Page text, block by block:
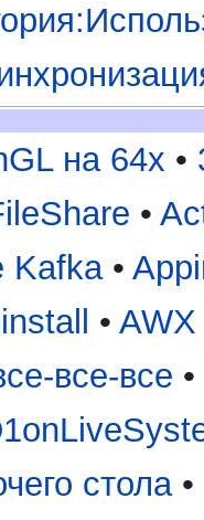
на 64x •
•
Kafka•
• AWX
все-все •
стола•